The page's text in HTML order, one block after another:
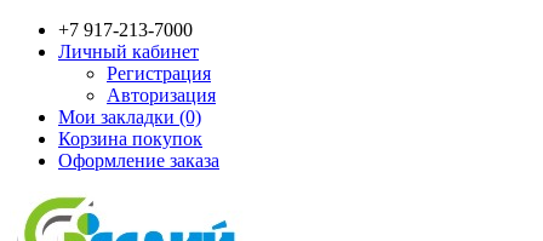
+7 917-213-7000
Личный кабинет
Регистрация
Авторизация
Мои закладки (0)
Корзина покупок
Оформление заказа